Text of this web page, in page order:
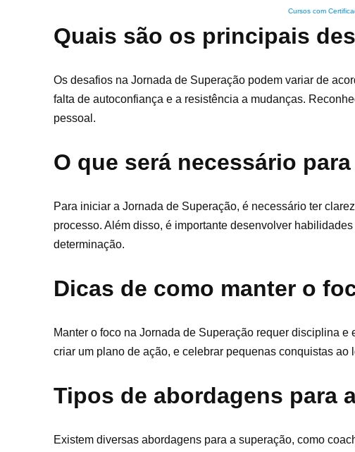
Cursos com
Quais são os principais
Os desafios na Jornada de Superação podem variar de
falta de autoconfiança e a resistência a mudanças.
pessoal.
O que será necessário
Para iniciar a Jornada de Superação, é necessário ter
processo. Além disso, é importante desenvolver
determinação.
Dicas de como manter o
Manter o foco na Jornada de Superação requer disciplina
criar um plano de ação, e celebrar pequenas conquistas
Tipos de abordagens para
Existem diversas abordagens para a superação, como